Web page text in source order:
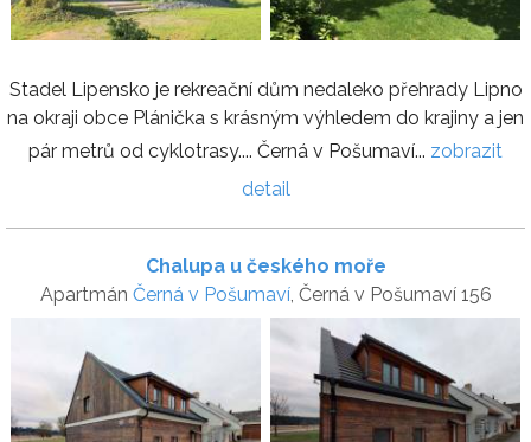
Stadel Lipensko je rekreační dům nedaleko přehrady Lipno
na okraji obce Plánička s krásným výhledem do krajiny a jen
pár metrů od cyklotrasy.... Černá v Pošumaví... zobrazit
detail
Chalupa u českého moře
Apartmán Černá v Pošumaví, Černá v Pošumaví 156